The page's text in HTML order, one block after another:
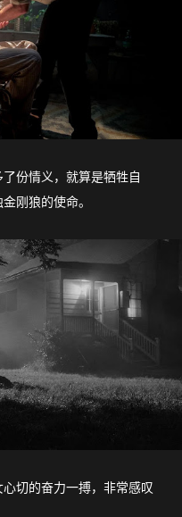
份情义，就算是牺牲自
刚狼的使命。
切的奋力一搏，非常感叹